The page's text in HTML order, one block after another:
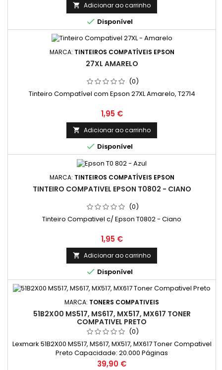
 Adicionar ao carrinho
 Disponível
MARCA: TINTEIROS COMPATÍVEIS EPSON
27XL AMARELO
(0)
Tinteiro Compatível com Epson 27XL Amarelo, T2714
Preço
1,95 €
 Adicionar ao carrinho
 Disponível
MARCA: TINTEIROS COMPATÍVEIS EPSON
TINTEIRO COMPATIVEL EPSON T0802 - CIANO
(0)
Tinteiro Compativel c/ Epson T0802 - Ciano
Preço
1,95 €
 Adicionar ao carrinho
 Disponível
MARCA: TONERS COMPATIVEIS
51B2X00 MS517, MS617, MX517, MX617 TONER
COMPATIVEL PRETO
(0)
Lexmark 51B2X00 MS517, MS617, MX517, MX617 Toner Compativel
Preto Capacidade: 20.000 Páginas
Preço
39,90 €